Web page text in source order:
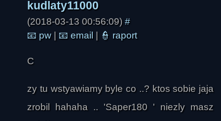
(2018-03-13 00:56:09) #
📧 pw 📧 email 👮 raport
C
zy tu wstyawiamy byle co ..? ktos sobie jaja
zrobil hahaha .. 'Saper180 ' niezly masz